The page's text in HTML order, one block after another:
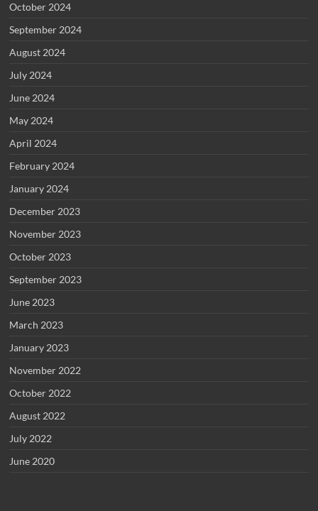
October 2024
September 2024
August 2024
July 2024
June 2024
May 2024
April 2024
February 2024
January 2024
December 2023
November 2023
October 2023
September 2023
June 2023
March 2023
January 2023
November 2022
October 2022
August 2022
July 2022
June 2020